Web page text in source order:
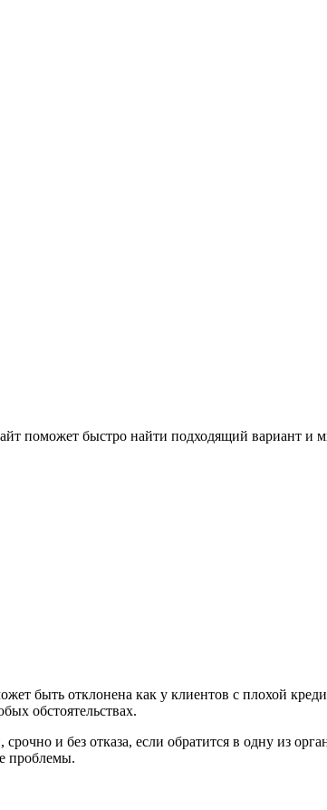
поможет быстро найти подходящий вариант и
быть отклонена как у клиентов с плохой
обстоятельствах.
и без отказа, если обратится в одну из
проблемы.